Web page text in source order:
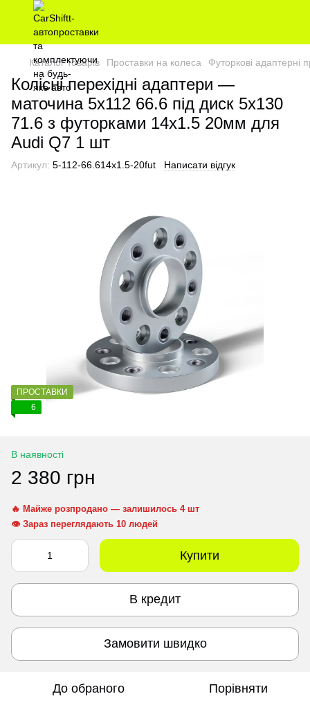
Каталог товарів Проставки на колеса Футоркові адаптерні
Колісні перехідні адаптери —
маточина 5х112 66.6 під диск 5х130
71.6 з футорками 14x1.5 20мм для
Audi Q7 1 шт
Артикул: 5-112-66.614x1.5-20fut Написати відгук
ПРОСТАВКИ
6
В наявності
2 380 грн
🔥 Майже розпродано — залишилось 4 шт
👁 Зараз переглядають 10 людей
Купити
В кредит
Замовити швидко
До обраного Порівняти